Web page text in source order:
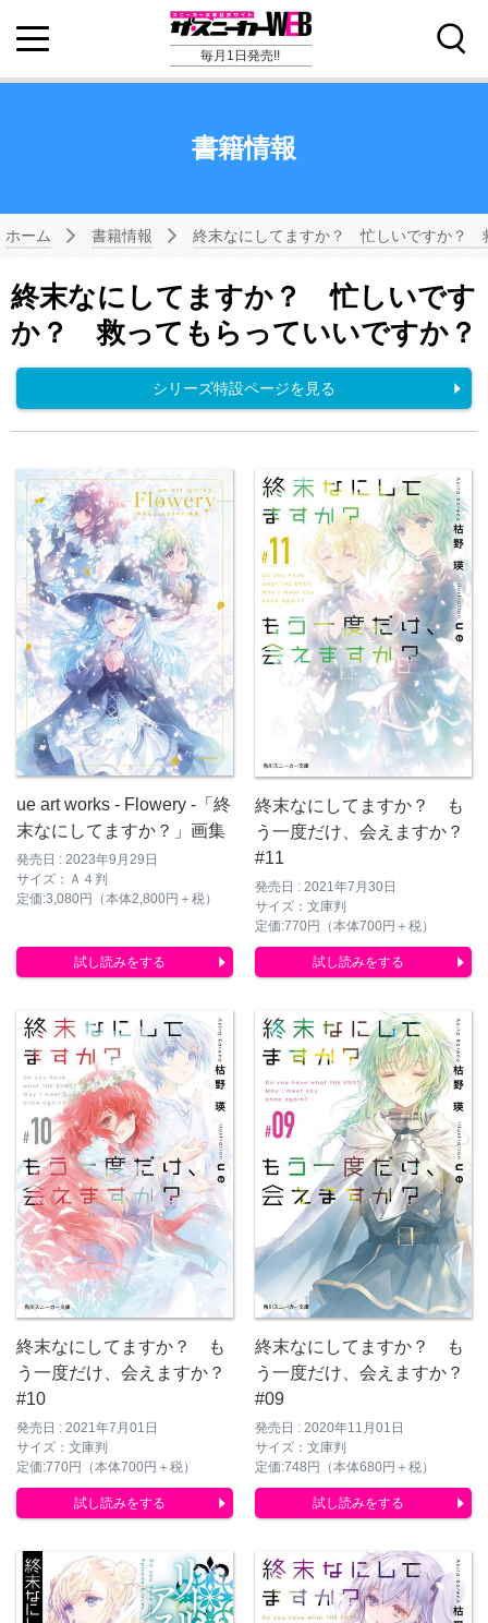
毎月1日発売!!
書籍情報
ホーム 書籍情報 終末なにしてますか？ 忙しいですか？
終末なにしてますか？ 忙しいです
か？ 救ってもらっていいですか？
シリーズ特設ページを見る
ue art works - Flowery -「終
末なにしてますか？」画集
発売日 : 2023年9月29日
サイズ：Ａ４判
定価:3,080円（本体2,800円＋税）
試し読みをする
終末なにしてますか？ も
う一度だけ、会えますか？
#11
発売日 : 2021年7月30日
サイズ：文庫判
定価:770円（本体700円＋税）
試し読みをする
終末なにしてますか？ も
う一度だけ、会えますか？
#10
発売日 : 2021年7月01日
サイズ：文庫判
定価:770円（本体700円＋税）
試し読みをする
終末なにしてますか？ も
う一度だけ、会えますか？
#09
発売日 : 2020年11月01日
サイズ：文庫判
定価:748円（本体680円＋税）
試し読みをする